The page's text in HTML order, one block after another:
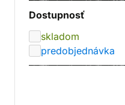
Dostupnosť
skladom
predobjednávka